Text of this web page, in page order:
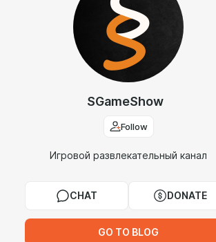
SGameShow
Follow
Игровой развлекательный канал
CHAT DONATE
GO TO BLOG